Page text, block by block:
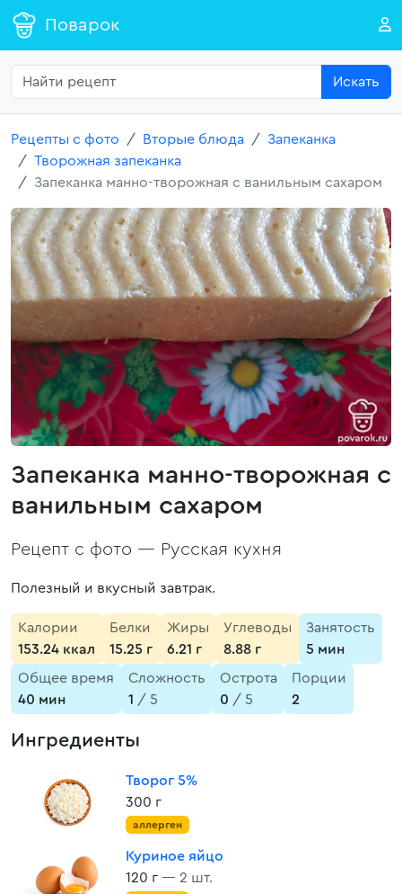
Поварок
Искать
Рецепты с фото Вторые блюда
Запеканка
Творожная запеканка
Запеканка манно-творожная с ванильным сахаром
Запеканка манно-творожная с
ванильным сахаром
Рецепт с фото — Русская кухня
Полезный и вкусный завтрак.
Калории
153.24 ккал
Белки
15.25 г
Жиры
6.21 г
Углеводы
8.88 г
Занятость
5 мин
Общее время
40 мин
Сложность
1 / 5
Острота
0 / 5
Порции
2
Ингредиенты
Творог 5%
300 г
аллерген
Куриное яйцо
120 г — 2 шт.